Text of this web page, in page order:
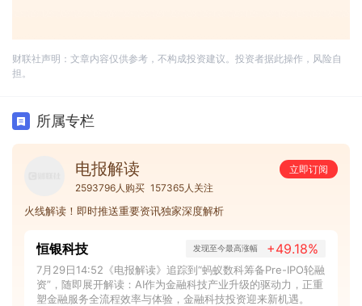
财联社声明：文章内容仅供参考，不构成投资建议。投资者据此操作，风险自
担。
所属专栏
电报解读
立即订阅
2593796人购买 157365人关注
火线解读！即时推送重要资讯独家深度解析
恒银科技 发现至今最高涨幅 +49.18%
7月29日14:52《电报解读》追踪到“蚂蚁数科筹备Pre-IPO轮融
资”，随即展开解读：AI作为金融科技产业升级的驱动力，正重
塑金融服务全流程效率与体验，金融科技投资迎来新机遇。